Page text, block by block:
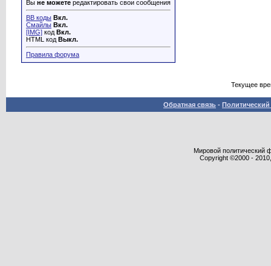
Вы не можете редактировать свои сообщения
BB коды Вкл.
Смайлы Вкл.
[IMG] код Вкл.
HTML код Выкл.
Правила форума
Текущее
Обратная связь -
Мировой политический
Copyright ©2000 -